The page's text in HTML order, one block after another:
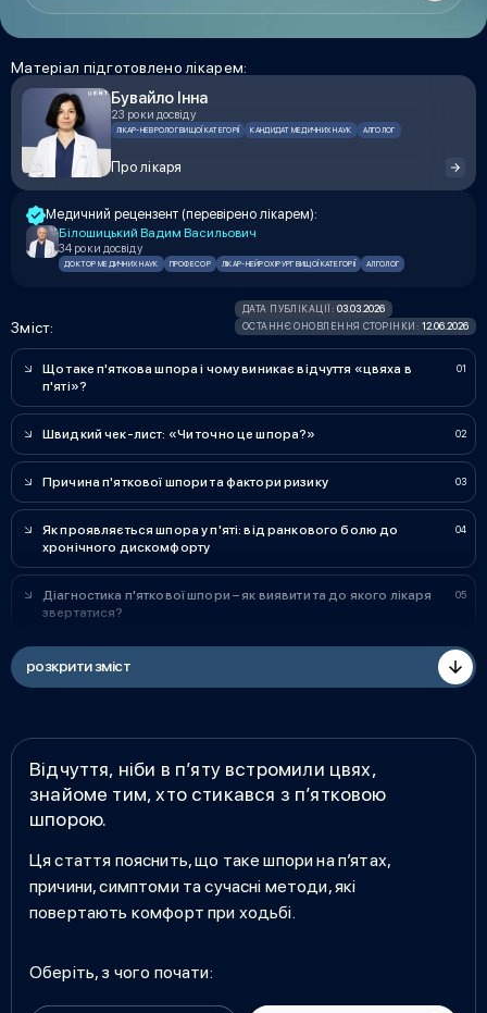
Матеріал підготовлено лікарем:
Бувайло Інна
23 роки досвіду
ЛІКАР-НЕВРОЛОГ ВИЩОЇ КАТЕГОРІЇ КАНДИДАТ МЕДИЧНИХ НАУК АЛГОЛОГ
Про лікаря
Медичний рецензент (перевірено лікарем):
Білошицький Вадим Васильович
34 роки досвіду
ДОКТОР МЕДИЧНИХ НАУК ПРОФЕСОР ЛІКАР-НЕЙРОХІРУРГ ВИЩОЇ КАТЕГОРІЇ АЛГОЛОГ
Зміст:
ДАТА ПУБЛІКАЦІЇ: 03.03.2026
ОСТАННЄ ОНОВЛЕННЯ СТОРІНКИ: 12.06.2026
Що таке п'яткова шпора і чому виникає відчуття «цвяха в
п'яті»?
Швидкий чек-лист: «Чи точно це шпора?»
Причина п'яткової шпори та фактори ризику
Як проявляється шпора у п'яті: від ранкового болю до
хронічного дискомфорту
Діагностика п'яткової шпори – як виявити та до якого лікаря
звертатися?
розкрити зміст
Відчуття, ніби в п’яту встромили цвях,
знайоме тим, хто стикався з п’ятковою
шпорою.
Ця стаття пояснить, що такешпори на п’ятах,
причини, симптомита сучасні методи, які
повертають комфорт при ходьбі.
Оберіть, з чого почати: